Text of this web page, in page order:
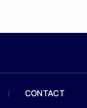
/ CONTACT